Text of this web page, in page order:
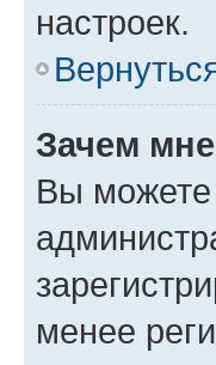
настроек.
Зачем
Вы можете
менее